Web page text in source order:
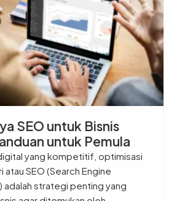
SEO untuk Bisnis
untuk Pemula
yang kompetitif, optimisasi
atau SEO (Search Engine
adalah strategi penting yang